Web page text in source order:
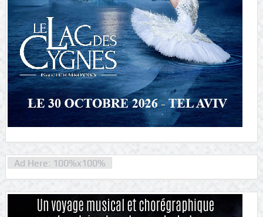
Ad Here: 100%x100%